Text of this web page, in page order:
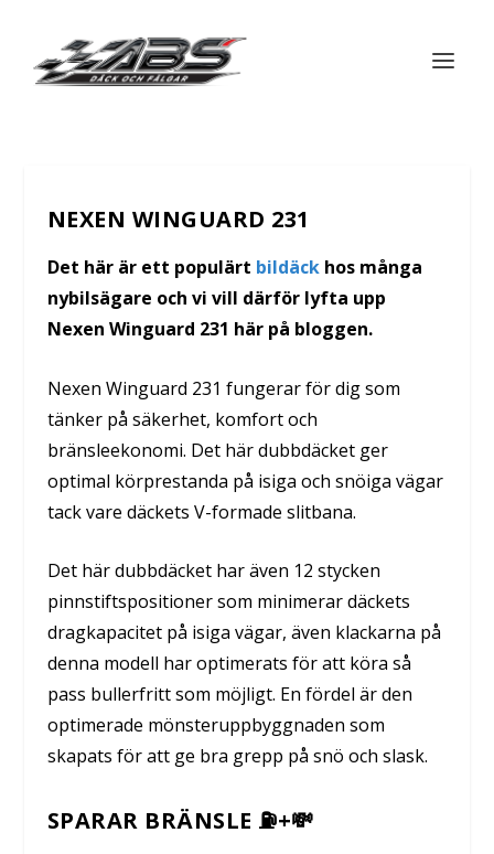
NEXEN WINGUARD 231
Det här är ett populärt bildäckhos många
nybilsägare och vi vill därför lyfta upp
Nexen Winguard 231 här på bloggen.
Nexen Winguard 231 fungerar för dig som
tänker på säkerhet, komfort och
bränsleekonomi. Det här dubbdäcket ger
optimal körprestanda på isiga och snöiga vägar
tack vare däckets V-formade slitbana.
Det här dubbdäcket har även 12 stycken
pinnstiftspositioner som minimerar däckets
dragkapacitet på isiga vägar, även klackarna på
denna modell har optimerats för att köra så
pass bullerfritt som möjligt. En fördel är den
optimerade mönsteruppbyggnaden som
skapats för att ge bra grepp på snö och slask.
SPARAR BRÄNSLE ⛽+💸